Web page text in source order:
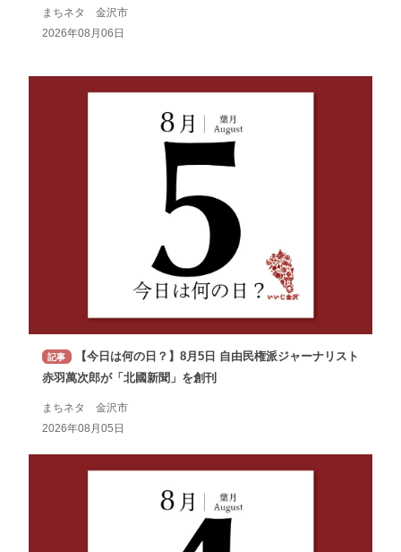
まちネタ 金沢市
2026年08月06日
記事
【今日は何の日？】8月5日 自由民権派ジャーナリスト
赤羽萬次郎が「北國新聞」を創刊
まちネタ 金沢市
2026年08月05日